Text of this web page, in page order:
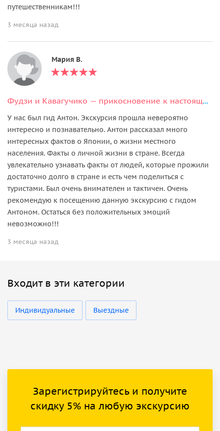
путешественникам!!!
3 месяца назад
Мария В.
Фудзи и Кавагучико — прикосновение к настоящей Японии
У нас был гид Антон. Экскурсия прошла невероятно
интересно и познавательно. Антон рассказал много
интересных фактов о Японии, о жизни местного
населения. Факты о личной жизни в стране. Всегда
увлекательно узнавать факты от людей, которые прожили
достаточно долго в стране и есть чем поделиться с
туристами. Был очень внимателен и тактичен. Очень
рекомендую к посещению данную экскурсию с гидом
Антоном. Остаться без положительных эмоций
невозможно!!!
3 месяца назад
Входит в эти категории
Индивидуальные Выездные
Зарегистрируйтесь и получите
скидку 5% на любую экскурсию